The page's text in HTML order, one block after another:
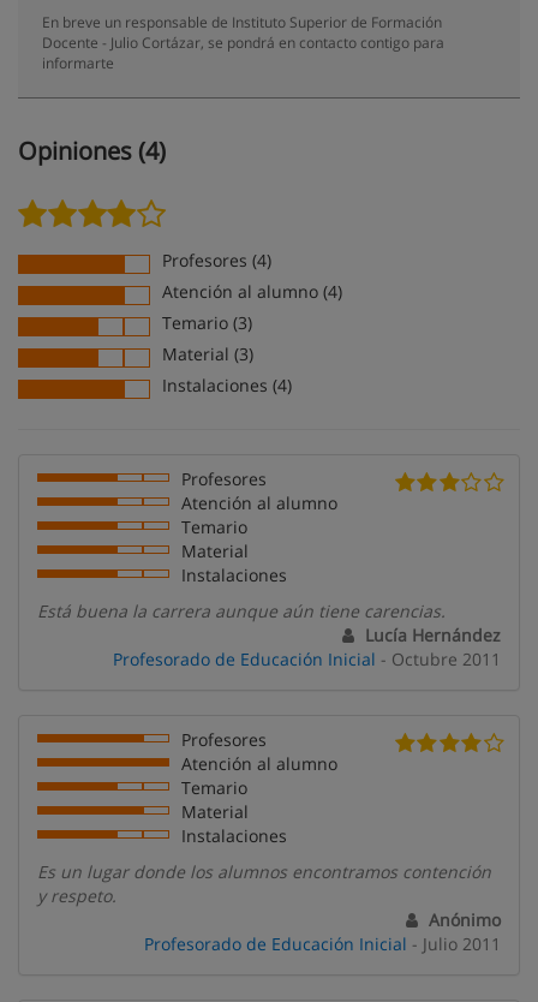
En breve un responsable de Instituto Superior de Formación
Docente - Julio Cortázar, se pondrá en contacto contigo para
informarte
Opiniones (4)
Profesores (4)
Atención al alumno (4)
Temario (3)
Material (3)
Instalaciones (4)
Profesores
Atención al alumno
Temario
Material
Instalaciones
Está buena la carrera aunque aún tiene carencias.
Lucía Hernández
Profesorado de Educación Inicial - Octubre 2011
Profesores
Atención al alumno
Temario
Material
Instalaciones
Es un lugar donde los alumnos encontramos contención
y respeto.
Anónimo
Profesorado de Educación Inicial - Julio 2011